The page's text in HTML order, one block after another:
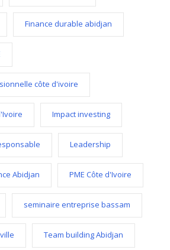
Finance durable abidjan
côte d'ivoire
Impact investing
Leadership
Abidjan PME Côte d'Ivoire
seminaire entreprise bassam
Team building Abidjan